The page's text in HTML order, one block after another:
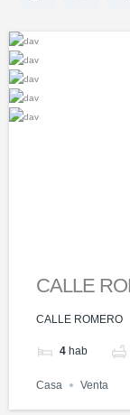
CALLE
CALLE ROMERO
4 hab
Casa Venta